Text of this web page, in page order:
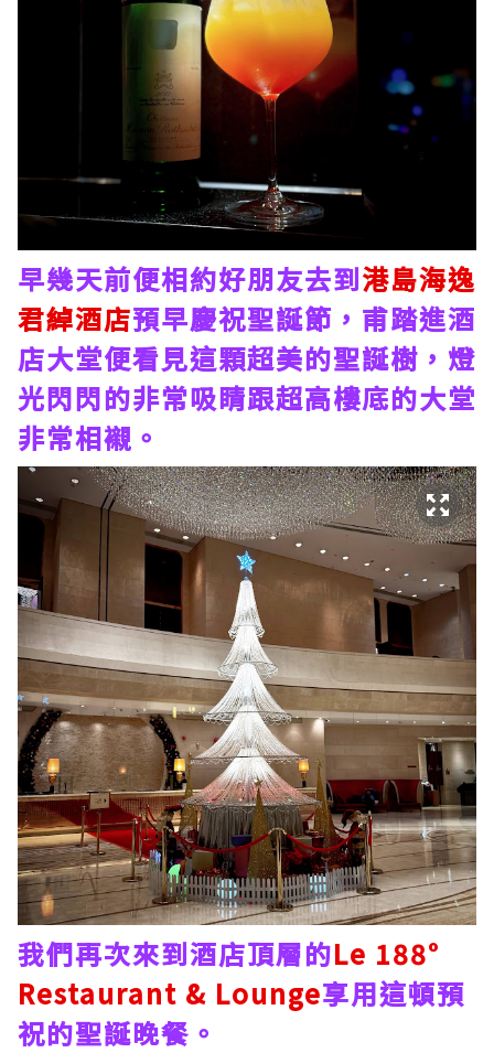
早幾天前便相約好朋友去到港島海逸
君綽酒店預早慶祝聖誕節，甫踏進酒
店大堂便看見這顆超美的聖誕樹，燈
光閃閃的非常吸睛跟超高樓底的大堂
非常相襯。
我們再次來到酒店頂層的Le 188°
Restaurant & Lounge享用這頓預
祝的聖誕晚餐。